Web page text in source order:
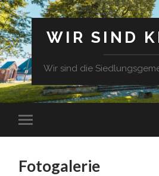
WIR SIND
Wir sind die
Fotogalerie